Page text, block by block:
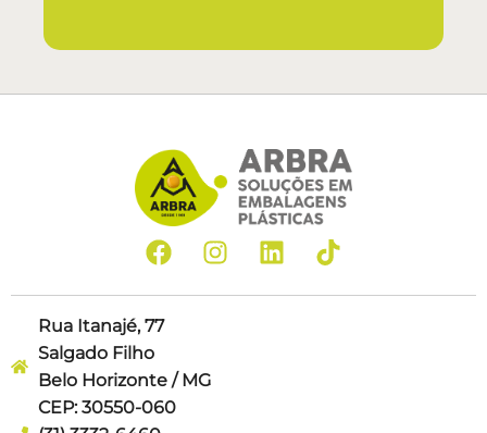
Rua Itanajé, 77
Salgado Filho
Belo Horizonte / MG
CEP: 30550-060